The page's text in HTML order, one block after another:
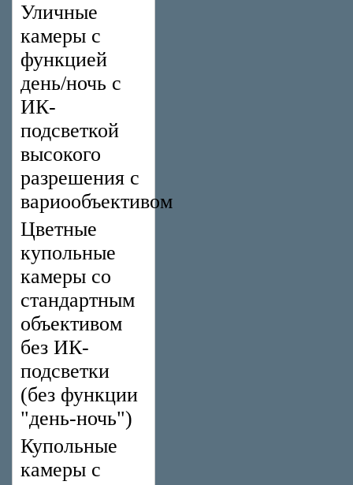
Уличные
камеры с
функцией
день/ночь с
ИК-
подсветкой
высокого
разрешения с
вариообъективом
Цветные
купольные
камеры со
стандартным
объективом
без ИК-
подсветки
(без функции
"день-ночь")
Купольные
камеры с